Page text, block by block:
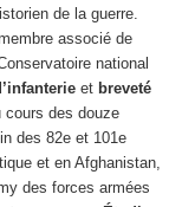
de la guerre.
associé de
national
et breveté
des douze
des 82e et 101e
et en Afghanistan,
des forces armées